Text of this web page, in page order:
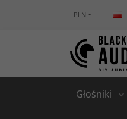
PLN
Głośniki